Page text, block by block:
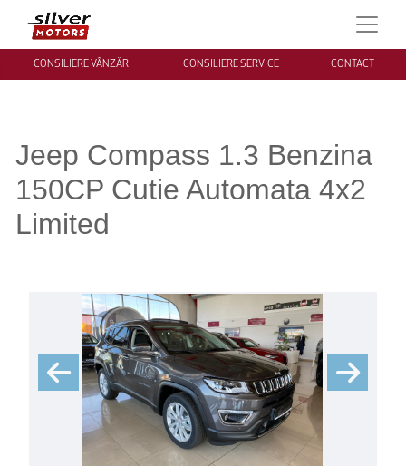
CONSILIERE VÂNZĂRI CONSILIERE SERVICE CONTACT
Jeep Compass 1.3 Benzina
150CP Cutie Automata 4x2
Limited